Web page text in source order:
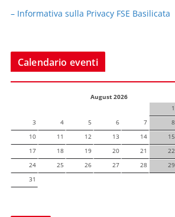
– Informativa sulla Privacy FSE Basilicata
Calendario eventi
August 2026
1
3
4 5 6 7 8
10
11 12 13 14 15
17
18 19 20 21 22
24
25 26 27 28 29
31